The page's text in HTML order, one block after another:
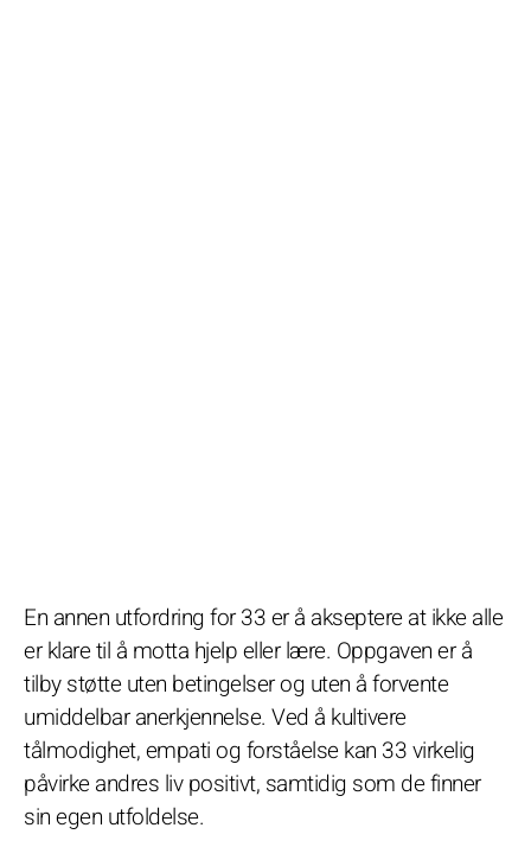
En annen utfordring for 33 er å akseptere at ikke alle
er klare til å motta hjelp eller lære. Oppgaven er å
tilby støtte uten betingelser og uten å forvente
umiddelbar anerkjennelse. Ved å kultivere
tålmodighet, empati og forståelse kan 33 virkelig
påvirke andres liv positivt, samtidig som de finner
sin egen utfoldelse.